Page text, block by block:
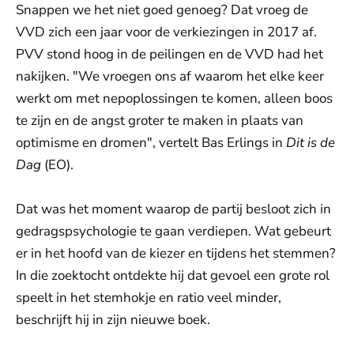
Snappen we het niet goed genoeg? Dat vroeg de
VVD zich een jaar voor de verkiezingen in 2017 af.
PVV stond hoog in de peilingen en de VVD had het
nakijken. "We vroegen ons af waarom het elke keer
werkt om met nepoplossingen te komen, alleen boos
te zijn en de angst groter te maken in plaats van
optimisme en dromen", vertelt Bas Erlings in Dit is de
Dag (EO).
Dat was het moment waarop de partij besloot zich in
gedragspsychologie te gaan verdiepen. Wat gebeurt
er in het hoofd van de kiezer en tijdens het stemmen?
In die zoektocht ontdekte hij dat gevoel een grote rol
speelt in het stemhokje en ratio veel minder,
beschrijft hij in zijn nieuwe boek.